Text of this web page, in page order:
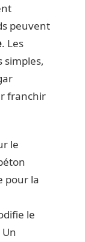
peuvent
. Les
simples,
franchir
le
pour la
le